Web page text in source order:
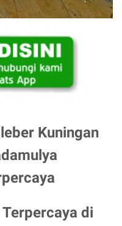
Kuningan
di